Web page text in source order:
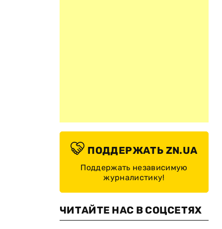
ПОДДЕРЖАТЬ ZN.UA
Поддержать независимую
журналистику!
ЧИТАЙТЕ НАС В СОЦСЕТЯХ